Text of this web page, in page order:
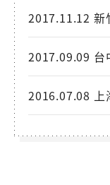
2017.11.12 新
2017.09.09 台
2016.07.08 上